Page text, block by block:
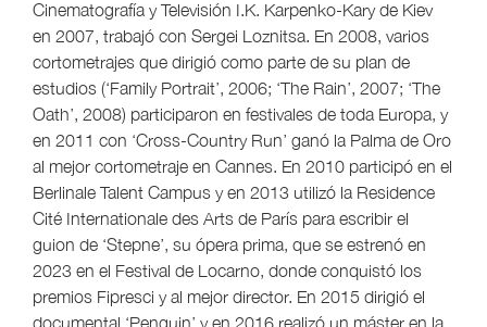
Cinematografía y Televisión I.K. Karpenko-Kary de Kiev
en 2007, trabajó con Sergei Loznitsa. En 2008, varios
cortometrajes que dirigió como parte de su plan de
estudios (‘Family Portrait’, 2006; ‘The Rain’, 2007; ‘The
Oath’, 2008) participaron en festivales de toda Europa, y
en 2011 con ‘Cross-Country Run’ ganó la Palma de Oro
al mejor cortometraje en Cannes. En 2010 participó en el
Berlinale Talent Campus y en 2013 utilizó la Residence
Cité Internationale des Arts de París para escribir el
guion de ‘Stepne’, su ópera prima, que se estrenó en
2023 en el Festival de Locarno, donde conquistó los
premios Fipresci y al mejor director. En 2015 dirigió el
documental ‘Penguin’ y en 2016 realizó un máster en la